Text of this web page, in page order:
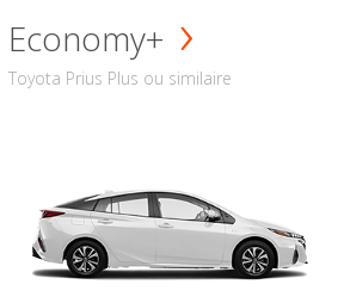
Economy+
Toyota Prius Plus ou similaire